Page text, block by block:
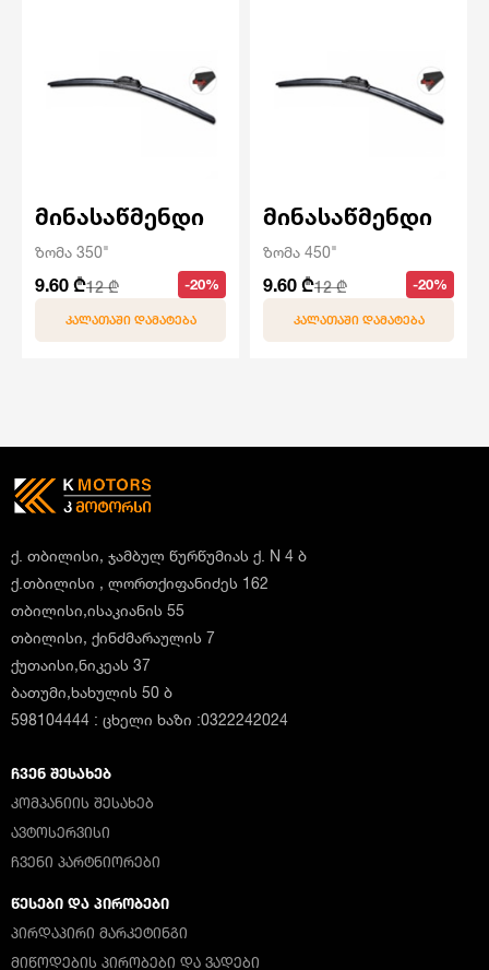
მინასაწმენდი
ზომა 350"
9.60 ₾12 ₾ -20%
ᲙᲐᲚᲐᲗᲐᲨᲘ ᲓᲐᲛᲐᲢᲔᲑᲐ
მინასაწმენდი
ზომა 450"
9.60 ₾12 ₾ -20%
ᲙᲐᲚᲐᲗᲐᲨᲘ ᲓᲐᲛᲐᲢᲔᲑᲐ
ქ. თბილისი, ჯამბულ წურწუმიას ქ. N 4 ბ
ქ.თბილისი , ლორთქიფანიძეს 162
თბილისი,ისაკიანის 55
თბილისი, ქინძმარაულის 7
ქუთაისი,ნიკეას 37
ბათუმი,ხახულის 50 ბ
598104444 : ცხელი ხაზი :0322242024
ᲩᲕᲔᲜ ᲨᲔᲡᲐᲮᲔᲑ
ᲙᲝᲛᲞᲐᲜᲘᲘᲡ ᲨᲔᲡᲐᲮᲔᲑ
ᲐᲕᲢᲝᲡᲔᲠᲕᲘᲡᲘ
ᲩᲕᲔᲜᲘ ᲞᲐᲠᲢᲜᲘᲝᲠᲔᲑᲘ
ᲬᲔᲡᲔᲑᲘ ᲓᲐ ᲞᲘᲠᲝᲑᲔᲑᲘ
ᲞᲘᲠᲓᲐᲞᲘᲠᲘ ᲛᲐᲠᲙᲔᲢᲘᲜᲒᲘ
ᲛᲘᲬᲝᲓᲔᲑᲘᲡ ᲞᲘᲠᲝᲑᲔᲑᲘ ᲓᲐ ᲕᲐᲓᲔᲑᲘ